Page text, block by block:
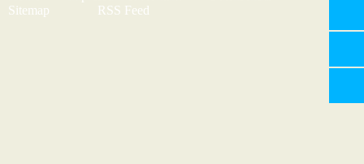
Sitemap
RSS Feed